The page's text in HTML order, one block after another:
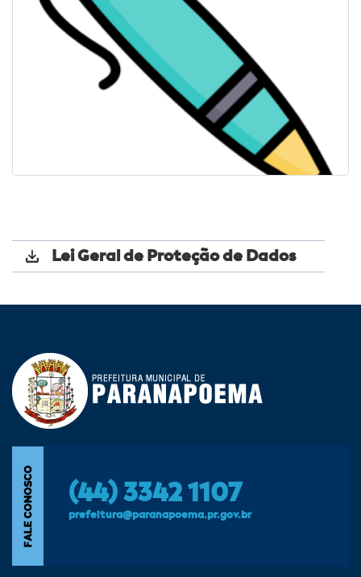
Lei Geral de Proteção de Dados
(44) 3342 1107
prefeitura@paranapoema.pr.gov.br